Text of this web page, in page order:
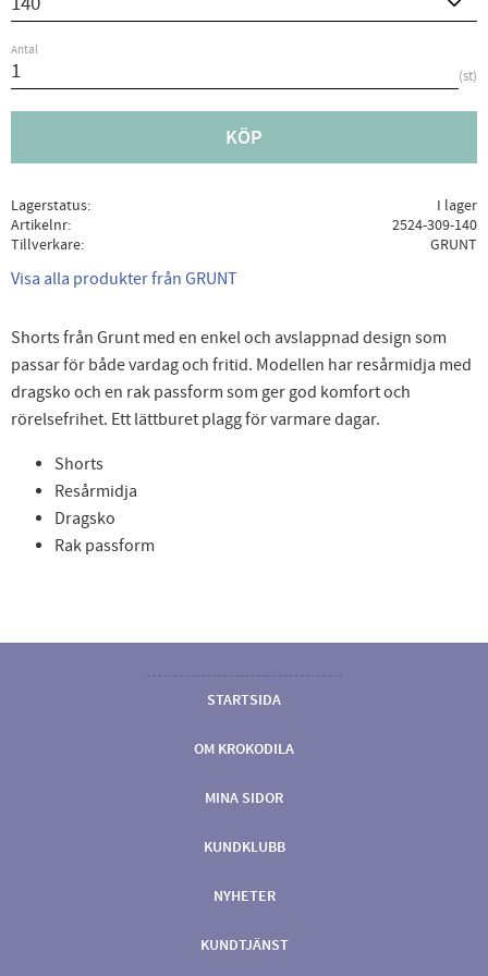
Antal
st
KÖP
Lagerstatus
I lager
Artikelnr
2524-309-140
Tillverkare
GRUNT
Visa alla produkter från GRUNT
Shorts från Grunt med en enkel och avslappnad design som
passar för både vardag och fritid. Modellen har resårmidja med
dragsko och en rak passform som ger god komfort och
rörelsefrihet. Ett lättburet plagg för varmare dagar.
Shorts
Resårmidja
Dragsko
Rak passform
STARTSIDA
OM KROKODILA
MINA SIDOR
KUNDKLUBB
NYHETER
KUNDTJÄNST